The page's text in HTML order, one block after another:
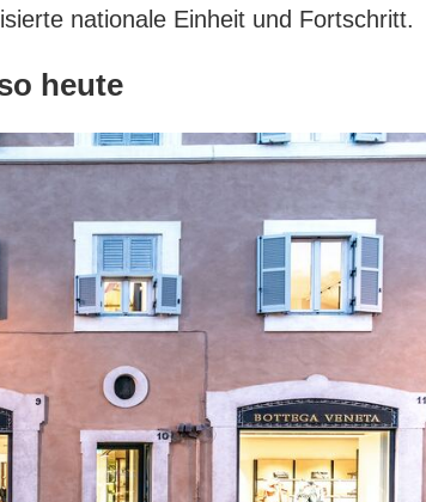
nationale Einheit und Fortschritt.
heute